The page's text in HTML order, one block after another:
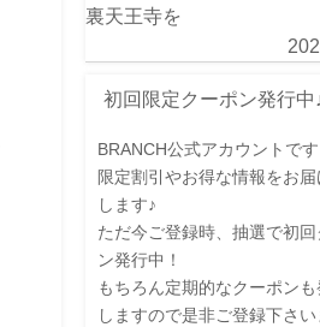
裏天王寺を
初回限定クーポン発行中
BRANCH公式アカウントです
限定割引やお得な情報をお届
します♪
ただ今ご登録時、抽選で初回
ン発行中！
もちろん定期的なクーポン
しますので是非ご登録下さい